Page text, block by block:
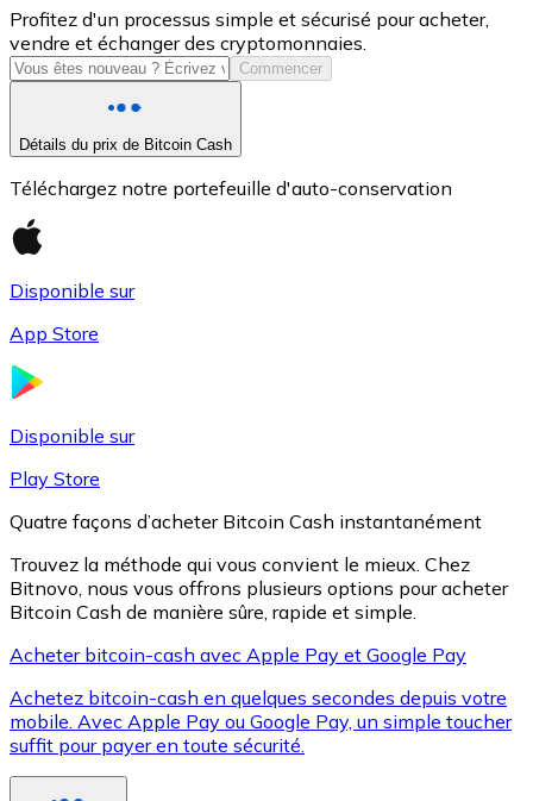
USD Coin
USDC
XRP
XRP
Profitez d'un processus simple et sécurisé pour acheter,
vendre et échanger des cryptomonnaies.
Commencer
Détails du prix de Bitcoin Cash
Téléchargez notre portefeuille d'auto-conservation
Disponible sur
App Store
Disponible sur
Play Store
Quatre façons d’acheter Bitcoin Cash instantanément
Trouvez la méthode qui vous convient le mieux. Chez
Bitnovo, nous vous offrons plusieurs options pour acheter
Bitcoin Cash de manière sûre, rapide et simple.
Acheter bitcoin-cash avec Apple Pay et Google Pay
Achetez bitcoin-cash en quelques secondes depuis votre
mobile. Avec Apple Pay ou Google Pay, un simple toucher
suffit pour payer en toute sécurité.